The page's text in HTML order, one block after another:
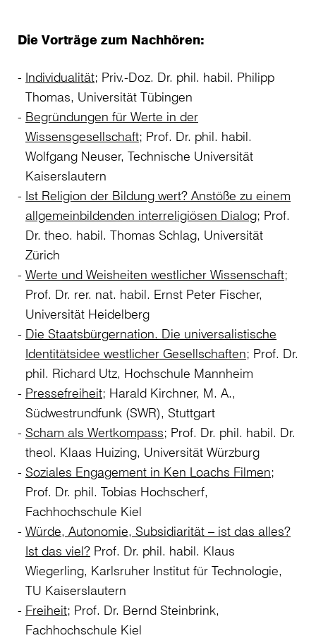
Die Vorträge zum Nachhören:
Individualität; Priv.-Doz. Dr. phil. habil. Philipp
Thomas, Universität Tübingen
Begründungen für Werte in der
Wissensgesellschaft; Prof. Dr. phil. habil.
Wolfgang Neuser, Technische Universität
Kaiserslautern
Ist Religion der Bildung wert? Anstöße zu einem
allgemeinbildenden interreligiösen Dialog; Prof.
Dr. theo. habil. Thomas Schlag, Universität
Zürich
Werte und Weisheiten westlicher Wissenschaft;
Prof. Dr. rer. nat. habil. Ernst Peter Fischer,
Universität Heidelberg
Die Staatsbürgernation. Die universalistische
Identitätsidee westlicher Gesellschaften; Prof. Dr.
phil. Richard Utz, Hochschule Mannheim
Pressefreiheit; Harald Kirchner, M. A.,
Südwestrundfunk (SWR), Stuttgart
Scham als Wertkompass; Prof. Dr. phil. habil. Dr.
theol. Klaas Huizing, Universität Würzburg
Soziales Engagement in Ken Loachs Filmen;
Prof. Dr. phil. Tobias Hochscherf,
Fachhochschule Kiel
Würde, Autonomie, Subsidiarität – ist das alles?
Ist das viel? Prof. Dr. phil. habil. Klaus
Wiegerling, Karlsruher Institut für Technologie,
TU Kaiserslautern
Freiheit; Prof. Dr. Bernd Steinbrink,
Fachhochschule Kiel